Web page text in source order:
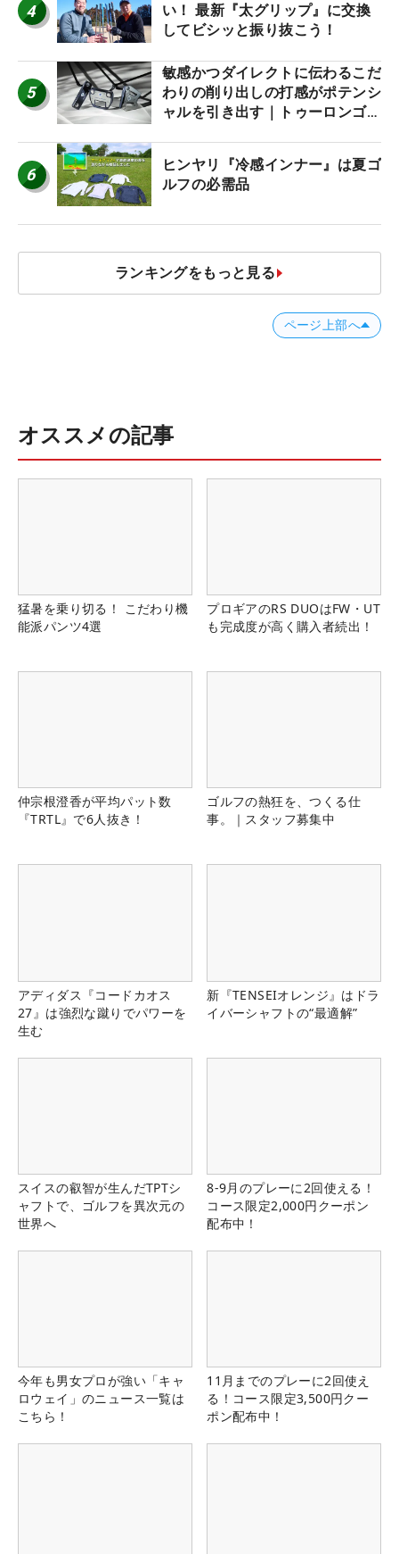
4
い！ 最新『太グリップ』に交換
してビシッと振り抜こう！
5
敏感かつダイレクトに伝わるこだ
わりの削り出しの打感がポテンシ
ャルを引き出す｜トゥーロンゴル
6
ヒンヤリ『冷感インナー』は夏ゴ
ルフの必需品
ランキングをもっと見る
ページ上部へ
オススメの記事
猛暑を乗り切る！ こだわり機
能派パンツ4選
プロギアのRS DUOはFW・UT
も完成度が高く購入者続出！
仲宗根澄香が平均パット数
『TRTL』で6人抜き！
ゴルフの熱狂を、つくる仕
事。｜スタッフ募集中
アディダス『コードカオス
27』は強烈な蹴りでパワーを
生む
新『TENSEIオレンジ』はドラ
イバーシャフトの“最適解”
スイスの叡智が生んだTPTシ
ャフトで、ゴルフを異次元の
世界へ
8-9月のプレーに2回使える！
コース限定2,000円クーポン
配布中！
今年も男女プロが強い「キャ
ロウェイ」のニュース一覧は
こちら！
11月までのプレーに2回使え
る！コース限定3,500円クー
ポン配布中！